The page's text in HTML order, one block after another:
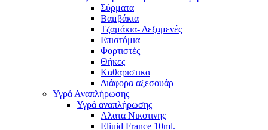
Σύρματα
Βαμβάκια
Τζαμάκια- Δεξαμενές
Επιστόμια
Φορτιστές
Θήκες
Kαθαριστικα
Διάφορα αξεσουάρ
Υγρά Αναπλήρωσης
Υγρά αναπλήρωσης
Aλατα Νικοτινης
Eliuid France 10ml.